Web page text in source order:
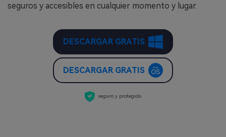
seguros y accesibles en cualquier momento y lugar.
DESCARGAR GRATIS
DESCARGAR GRATIS
seguro y protegido